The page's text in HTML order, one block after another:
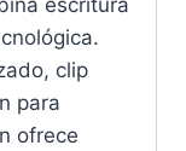
escritura
clip
para
ofrece